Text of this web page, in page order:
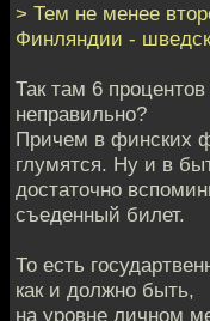
> Тем не менее
Финляндии -
Так там 6
неправильно?
Причем в финских
глумятся. Ну и в
достаточно
съеденный билет.
То есть
как и должно быть,
на уровне личном